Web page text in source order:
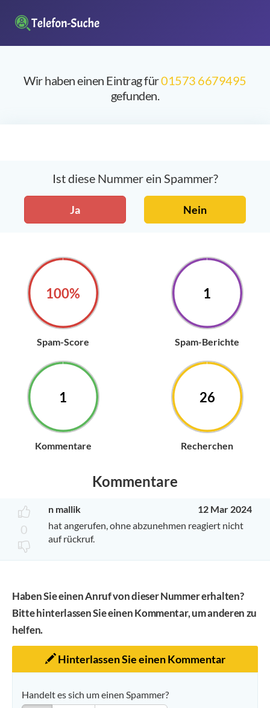
Wir haben einen Eintrag für01573 6679495
gefunden.
Ist diese Nummer ein Spammer?
Ja Nein
100%
Spam-Score
1
Spam-Berichte
1
Kommentare
26
Recherchen
Kommentare
0
n mallik
12 Mar 2024
hat angerufen, ohne abzunehmen reagiert nicht
auf rückruf.
Haben Sie einen Anruf von dieser Nummer erhalten?
Bitte hinterlassen Sie einen Kommentar, um anderen zu
helfen.
Hinterlassen Sie einen Kommentar
Handelt es sich um einen Spammer?